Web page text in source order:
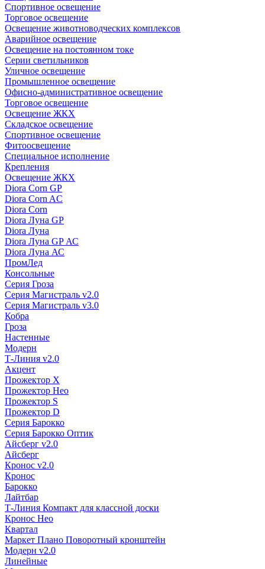
Спортивное освещение
Торговое освещение
Освещение животноводческих комплексов
Аварийное освещение
Освещение на постоянном токе
Серии светильников
Уличное освещение
Промышленное освещение
Офисно-административное освещение
Торговое освещение
Освещение ЖКХ
Складское освещение
Спортивное освещение
Фитоосвещение
Специальное исполнение
Крепления
Освещение ЖКХ
Diora Corn GP
Diora Corn AC
Diora Corn
Diora Луна GP
Diora Луна
Diora Луна GP АС
Diora Луна АС
ПромЛед
Консольные
Серия Гроза
Серия Магистраль v2.0
Серия Магистраль v3.0
Кобра
Гроза
Настенные
Модерн
Т-Линия v2.0
Акцент
Прожектор X
Прожектор Нео
Прожектор S
Прожектор D
Серия Барокко
Серия Барокко Оптик
Айсберг v2.0
Айсберг
Кронос v2.0
Кронос
Барокко
Лайтбар
Т-Линия Компакт для классной доски
Кронос Нео
Квартал
Маркет Плано Поворотный кронштейн
Модерн v2.0
Линейные